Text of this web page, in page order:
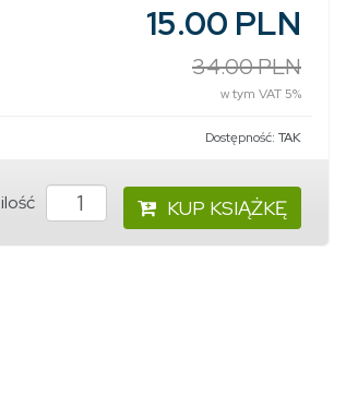
15.00 PLN
34.00 PLN
w tym VAT 5%
Dostępność: TAK
ilość KUP KSIĄŻKĘ